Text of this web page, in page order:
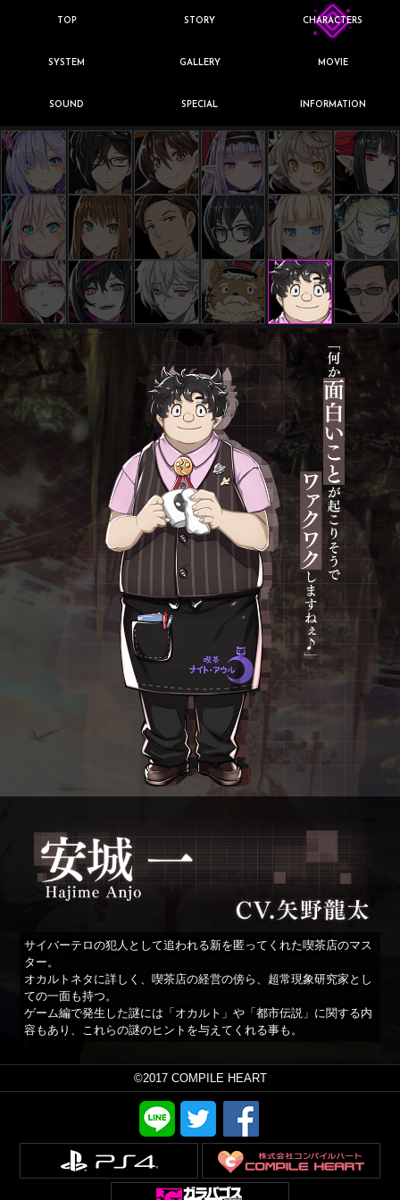
TOP STORY CHARACTERS
SYSTEM GALLERY MOVIE
SOUND SPECIAL INFORMATION
サイバーテロの犯人として追われる新を匿ってくれた喫茶店のマス
ター。
オカルトネタに詳しく、喫茶店の経営の傍ら、超常現象研究家とし
ての一面も持つ。
ゲーム編で発生した謎には「オカルト」や「都市伝説」に関する内
容もあり、これらの謎のヒントを与えてくれる事も。
©2017 COMPILE HEART